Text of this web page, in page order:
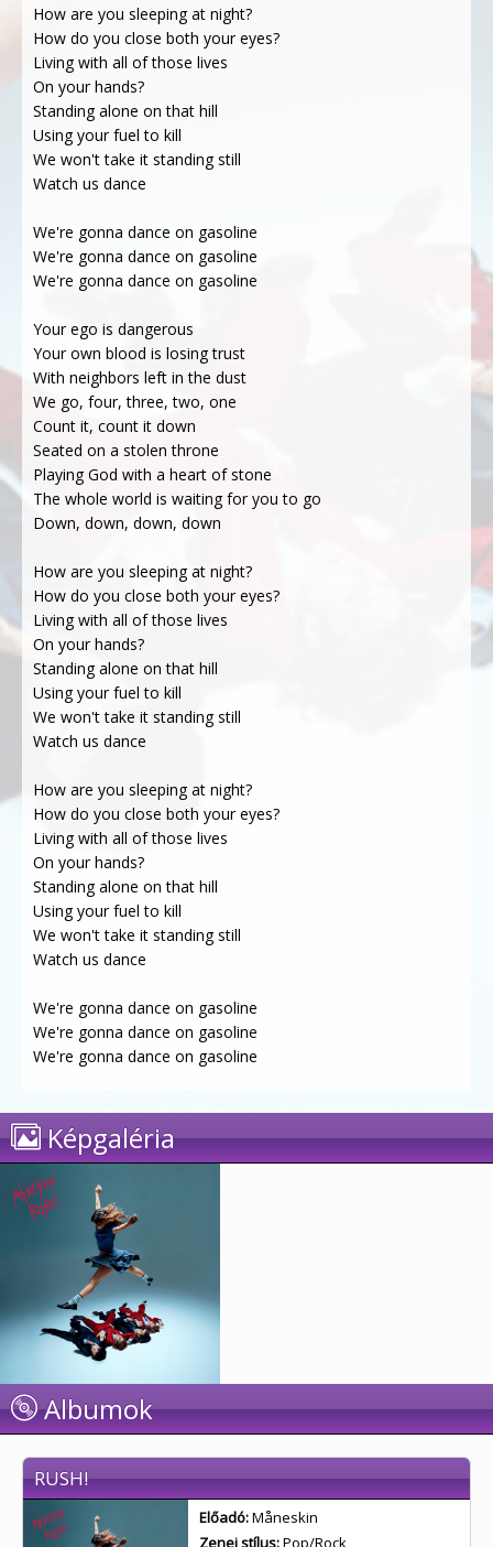
How are you sleeping at night?
How do you close both your eyes?
Living with all of those lives
On your hands?
Standing alone on that hill
Using your fuel to kill
We won't take it standing still
Watch us dance
Wе're gonna dance on gasoline
Wе're gonna dance on gasoline
We're gonna dance on gasoline
Your ego is dangerous
Your own blood is losing trust
With neighbors left in the dust
We go, four, three, two, one
Count it, count it down
Seated on a stolen throne
Playing God with a heart of stone
The whole world is waiting for you to go
Down, down, down, down
How are you sleeping at night?
How do you close both your eyes?
Living with all of those lives
On your hands?
Standing alone on that hill
Using your fuel to kill
We won't take it standing still
Watch us dance
How are you sleeping at night?
How do you close both your eyes?
Living with all of those lives
On your hands?
Standing alone on that hill
Using your fuel to kill
We won't take it standing still
Watch us dance
We're gonna dance on gasoline
We're gonna dance on gasoline
We're gonna dance on gasoline
Képgaléria
Albumok
RUSH!
Előadó:Måneskin
Zenei stílus:Pop/Rock